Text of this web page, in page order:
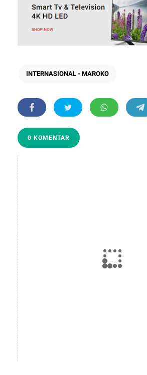
INTERNASIONAL - MAROKO
0 KOMENTAR